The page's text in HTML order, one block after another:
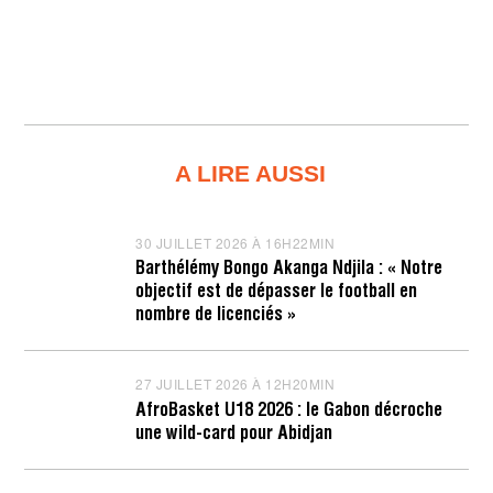
A LIRE AUSSI
30 JUILLET 2026 À 16H22MIN
0
J
U
L
2
0
À
Barthélémy Bongo Akanga Ndjila : « Notre
objectif est de dépasser le football en
nombre de licenciés »
27 JUILLET 2026 À 12H20MIN
7
J
L
AfroBasket U18 2026 : le Gabon décroche
une wild-card pour Abidjan